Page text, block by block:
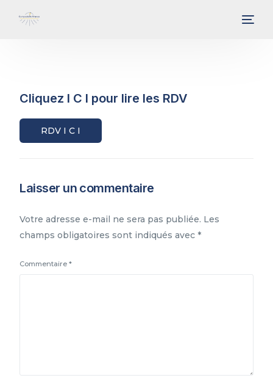
Cliquez I C I pour lire les RDV
RDV I C I
Laisser un commentaire
Votre adresse e-mail ne sera pas publiée. Les
champs obligatoires sont indiqués avec*
Commentaire*